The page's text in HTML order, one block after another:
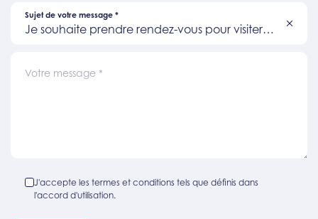
Sujet de votre message *
Je souhaite prendre rendez-vous pour visiter
Votre message *
J'accepte les termes et conditions tels que définis dans
l'accord d'utilisation.